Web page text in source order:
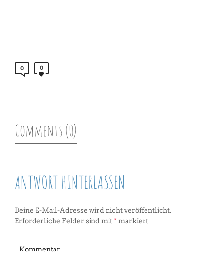
0 0
Comments (0)
ANTWORT HINTERLASSEN
Deine E-Mail-Adresse wird nicht veröffentlicht.
Erforderliche Felder sind mit* markiert